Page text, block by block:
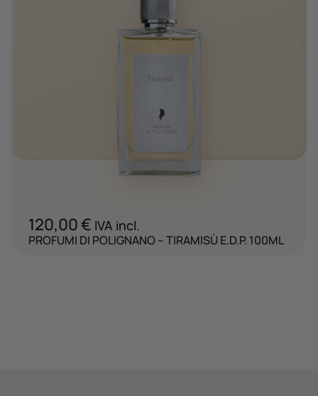
120,00€ IVA incl.
PROFUMI DI POLIGNANO – TIRAMISÙ E.D.P. 100ML